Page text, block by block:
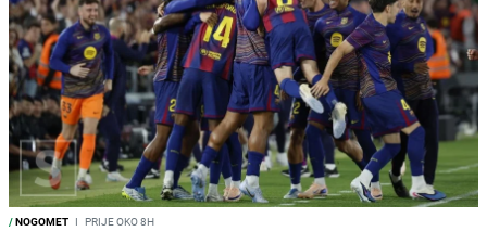
/NOGOMET I PRIJE OKO 8H